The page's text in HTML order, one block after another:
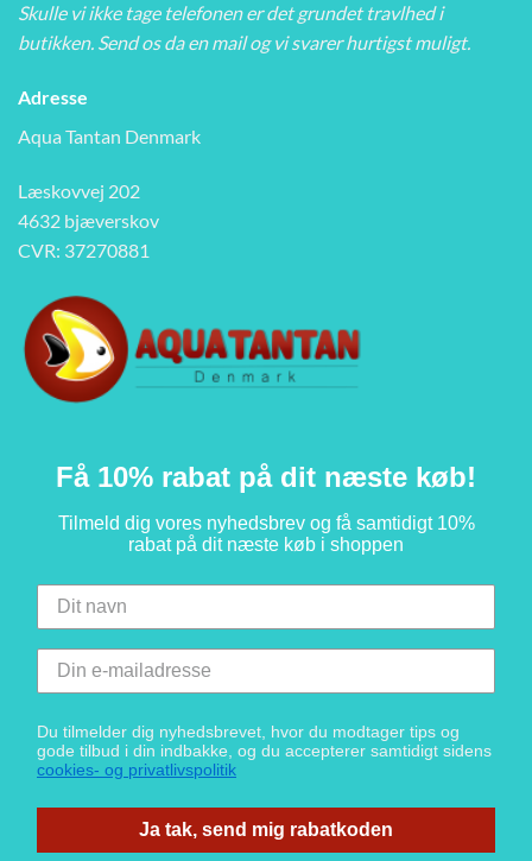
Skulle vi ikke tage telefonen er det grundet travlhed i
butikken. Send os da en mail og vi svarer hurtigst muligt.
Adresse
Aqua Tantan Denmark
Læskovvej 202
4632 bjæverskov
CVR: 37270881
Få 10% rabat på dit næste køb!
Tilmeld dig vores nyhedsbrev og få samtidigt 10%
rabat på dit næste køb i shoppen
Du tilmelder dig nyhedsbrevet, hvor du modtager tips og
gode tilbud i din indbakke, og du accepterer samtidigt sidens
cookies- og privatlivspolitik
Ja tak, send mig rabatkoden